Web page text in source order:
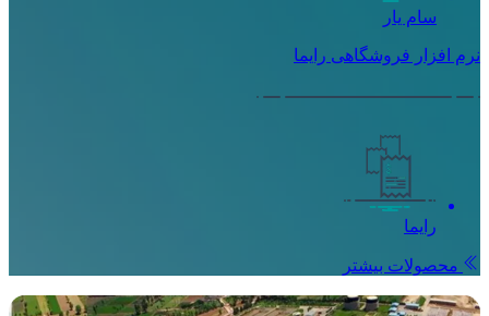
سام یار
نرم افزار فروشگاهی رایما
رایما
محصولات بیشتر